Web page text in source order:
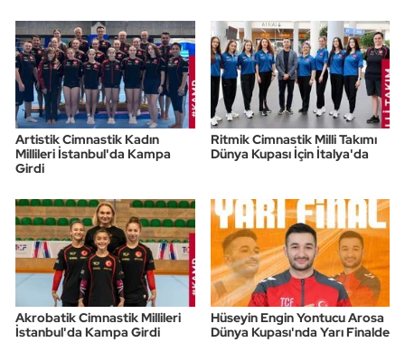
Artistik Cimnastik Kadın
Millileri İstanbul'da Kampa
Girdi
Ritmik Cimnastik Milli Takımı
Dünya Kupası İçin İtalya'da
Akrobatik Cimnastik Millileri
İstanbul'da Kampa Girdi
Hüseyin Engin Yontucu Arosa
Dünya Kupası'nda Yarı Finalde